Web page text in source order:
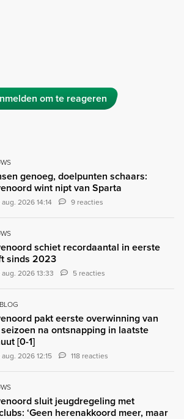
om te reageren
genoeg, doelpunten schaars:
wint nipt van Sparta
2026 14:14 9 reacties
schiet recordaantal in eerste
sinds 2023
2026 13:33 5 reacties
pakt eerste overwinning van
na ontsnapping in laatste
[0-1]
2026 12:15 118 reacties
sluit jeugdregeling met
‘Geen herenakkoord meer, maar